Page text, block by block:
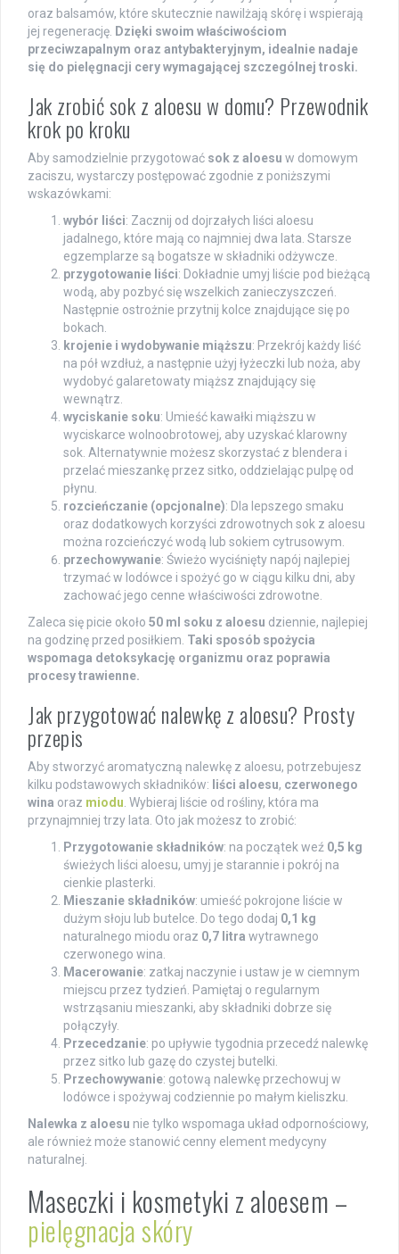
oraz balsamów, które skutecznie nawilżają skórę i wspierają
jej regenerację. Dzięki swoim właściwościom
przeciwzapalnym oraz antybakteryjnym, idealnie nadaje
się do pielęgnacji cery wymagającej szczególnej troski.
Jak zrobić sok z aloesu w domu? Przewodnik
krok po kroku
Aby samodzielnie przygotować sok z aloesu w domowym
zaciszu, wystarczy postępować zgodnie z poniższymi
wskazówkami:
wybór liści: Zacznij od dojrzałych liści aloesu
jadalnego, które mają co najmniej dwa lata. Starsze
egzemplarze są bogatsze w składniki odżywcze.
przygotowanie liści: Dokładnie umyj liście pod bieżącą
wodą, aby pozbyć się wszelkich zanieczyszczeń.
Następnie ostrożnie przytnij kolce znajdujące się po
bokach.
krojenie i wydobywanie miąższu: Przekrój każdy liść
na pół wzdłuż, a następnie użyj łyżeczki lub noża, aby
wydobyć galaretowaty miąższ znajdujący się
wewnątrz.
wyciskanie soku: Umieść kawałki miąższu w
wyciskarce wolnoobrotowej, aby uzyskać klarowny
sok. Alternatywnie możesz skorzystać z blendera i
przelać mieszankę przez sitko, oddzielając pulpę od
płynu.
rozcieńczanie (opcjonalne): Dla lepszego smaku
oraz dodatkowych korzyści zdrowotnych sok z aloesu
można rozcieńczyć wodą lub sokiem cytrusowym.
przechowywanie: Świeżo wyciśnięty napój najlepiej
trzymać w lodówce i spożyć go w ciągu kilku dni, aby
zachować jego cenne właściwości zdrowotne.
Zaleca się picie około 50 ml soku z aloesu dziennie, najlepiej
na godzinę przed posiłkiem. Taki sposób spożycia
wspomaga detoksykację organizmu oraz poprawia
procesy trawienne.
Jak przygotować nalewkę z aloesu? Prosty
przepis
Aby stworzyć aromatyczną nalewkę z aloesu, potrzebujesz
kilku podstawowych składników: liści aloesu, czerwonego
wina oraz miodu . Wybieraj liście od rośliny, która ma
przynajmniej trzy lata. Oto jak możesz to zrobić:
Przygotowanie składników: na początek weź 0,5 kg
świeżych liści aloesu, umyj je starannie i pokrój na
cienkie plasterki.
Mieszanie składników: umieść pokrojone liście w
dużym słoju lub butelce. Do tego dodaj 0,1 kg
naturalnego miodu oraz 0,7 litra wytrawnego
czerwonego wina.
Macerowanie: zatkaj naczynie i ustaw je w ciemnym
miejscu przez tydzień. Pamiętaj o regularnym
wstrząsaniu mieszanki, aby składniki dobrze się
połączyły.
Przecedzanie: po upływie tygodnia przecedź nalewkę
przez sitko lub gazę do czystej butelki.
Przechowywanie: gotową nalewkę przechowuj w
lodówce i spożywaj codziennie po małym kieliszku.
Nalewka z aloesu nie tylko wspomaga układ odpornościowy,
ale również może stanowić cenny element medycyny
naturalnej.
Maseczki i kosmetyki z aloesem –
pielęgnacja skóry